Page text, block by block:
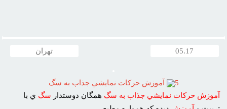
05.17 تهران
5
آموزش حرکات نمايشي جذاب به سگ
آموزش حرکات نمايشي جذاب به سگ همگان دوستدار سگ ي با